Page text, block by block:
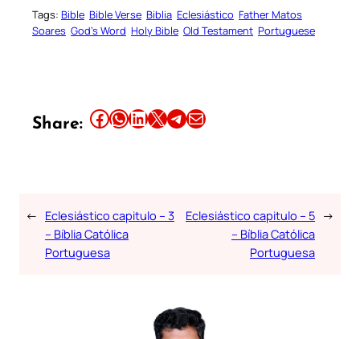
Tags: Bible Bible Verse Biblia Eclesiástico Father Matos
Soares God’s Word Holy Bible Old Testament Portuguese
Share: Share this article on Facebook Share this article on WhatsApp Share this article on LinkedIn Share this article on X Share this article on TelegramEmail this Article
← Eclesiástico capitulo – 3
– Bíblia Católica
Portuguesa
Eclesiástico capitulo – 5
– Bíblia Católica
Portuguesa
→